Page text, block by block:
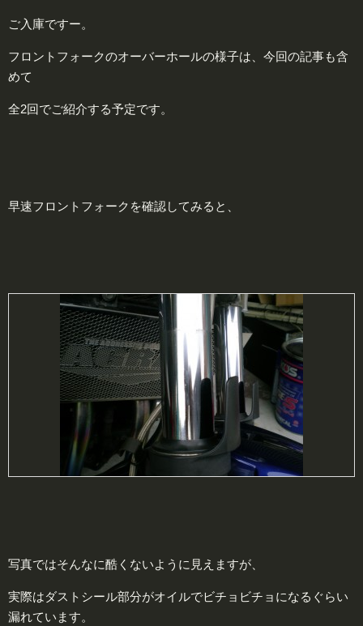
ご入庫ですー。
フロントフォークのオーバーホールの様子は、今回の記事も含
めて
全2回でご紹介する予定です。
早速フロントフォークを確認してみると、
写真ではそんなに酷くないように見えますが、
実際はダストシール部分がオイルでビチョビチョになるぐらい
漏れています。